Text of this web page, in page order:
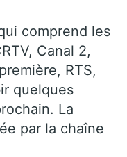
comprend les
Canal 2,
RTS,
quelques
La
par la chaîne